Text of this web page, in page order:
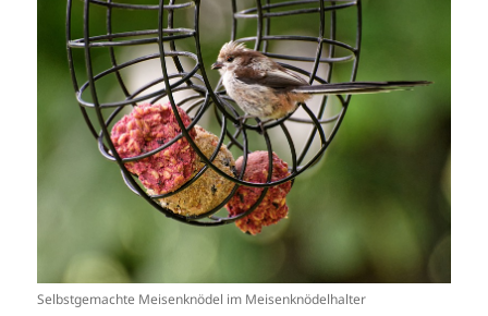
Selbstgemachte Meisenknödel im Meisenknödelhalter